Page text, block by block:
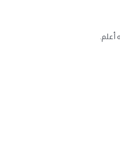
أعلم.